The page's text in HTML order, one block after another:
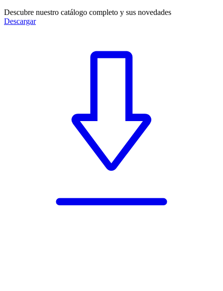
Descubre nuestro catálogo completo y sus novedades
Descargar